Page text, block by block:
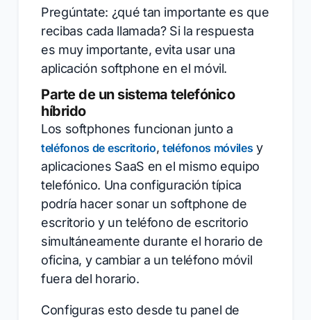
Pregúntate: ¿qué tan importante es que
recibas cada llamada? Si la respuesta
es muy importante, evita usar una
aplicación softphone en el móvil.
Parte de un sistema telefónico
híbrido
Los softphones funcionan junto a
teléfonos de escritorio, teléfonos móvilesy
aplicaciones SaaS en el mismo equipo
telefónico. Una configuración típica
podría hacer sonar un softphone de
escritorio y un teléfono de escritorio
simultáneamente durante el horario de
oficina, y cambiar a un teléfono móvil
fuera del horario.
Configuras esto desde tu panel de